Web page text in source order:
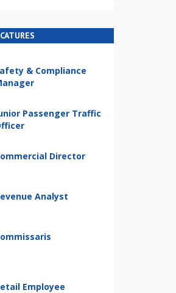
& Compliance
Passenger Traffic
Director
Analyst
Employee